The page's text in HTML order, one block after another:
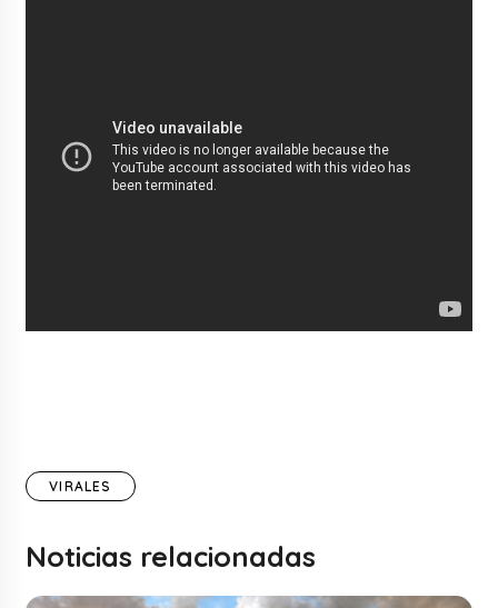
VIRALES
Noticias relacionadas